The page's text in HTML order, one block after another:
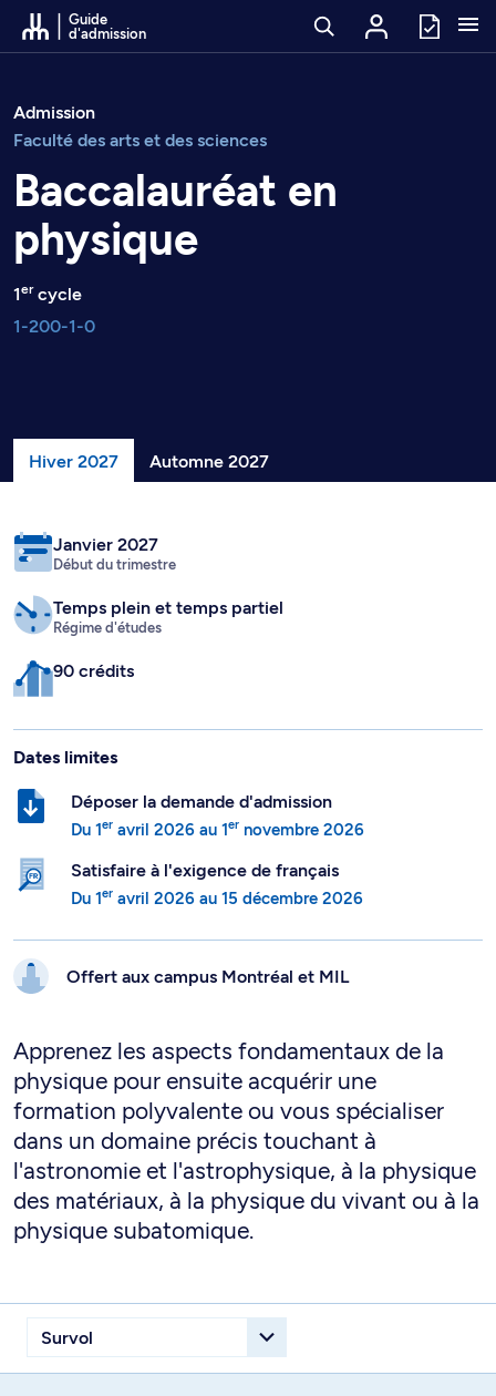
Passer au contenu
Guide
d'admission
Admission
Faculté des arts et des sciences
Baccalauréat en
physique
1ercycle
1-200-1-0
Hiver 2027 Automne 2027
Janvier 2027
Début du trimestre
Temps plein et temps partiel
Régime d'études
90 crédits
Dates limites
Déposer la demande d'admission
Du 1er avril 2026 au 1er novembre 2026
Satisfaire à l'exigence de français
Du 1er avril 2026 au 15 décembre 2026
Offert aux campus Montréal et MIL
Apprenez les aspects fondamentaux de la
physique pour ensuite acquérir une
formation polyvalente ou vous spécialiser
dans un domaine précis touchant à
l'astronomie et l'astrophysique, à la physique
des matériaux, à la physique du vivant ou à la
physique subatomique.